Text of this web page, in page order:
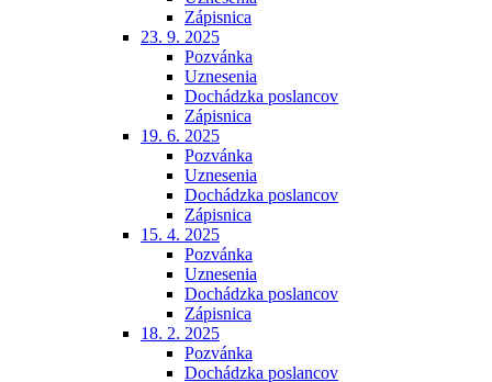
Zápisnica
23. 9. 2025
Pozvánka
Uznesenia
Dochádzka poslancov
Zápisnica
19. 6. 2025
Pozvánka
Uznesenia
Dochádzka poslancov
Zápisnica
15. 4. 2025
Pozvánka
Uznesenia
Dochádzka poslancov
Zápisnica
18. 2. 2025
Pozvánka
Dochádzka poslancov